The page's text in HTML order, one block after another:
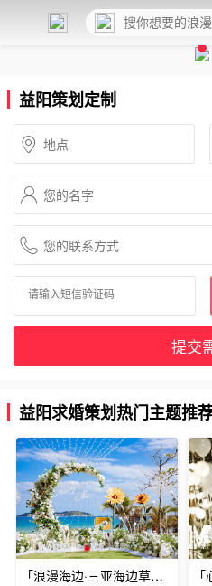
益阳策划定制
提交
益阳求婚策划热门主题推
「浪漫海边·三亚海边草坪浪漫求婚」